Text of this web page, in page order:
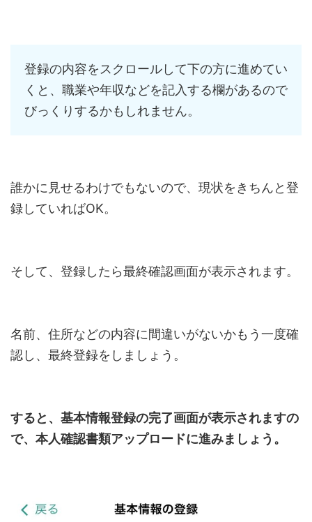
登録の内容をスクロールして下の方に進めてい
くと、職業や年収などを記入する欄があるので
びっくりするかもしれません。
誰かに見せるわけでもないので、現状をきちんと登
録していればOK。
そして、登録したら最終確認画面が表示されます。
名前、住所などの内容に間違いがないかもう一度確
認し、最終登録をしましょう。
すると、基本情報登録の完了画面が表示されますの
で、本人確認書類アップロードに進みましょう。